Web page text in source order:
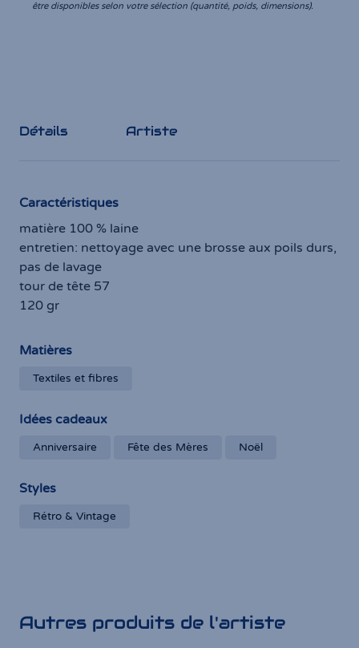
être disponibles selon votre sélection (quantité, poids, dimensions).
Détails Artiste
Caractéristiques
matière 100 % laine
entretien: nettoyage avec une brosse aux poils durs,
pas de lavage
tour de tête 57
120 gr
Matières
Textiles et fibres
Idées cadeaux
Anniversaire Fête des Mères Noël
Styles
Rétro & Vintage
Autres produits de l'artiste